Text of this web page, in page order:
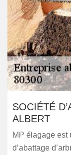
SOCIÉTÉ
ALBERT
MP élagage est
d’abattage